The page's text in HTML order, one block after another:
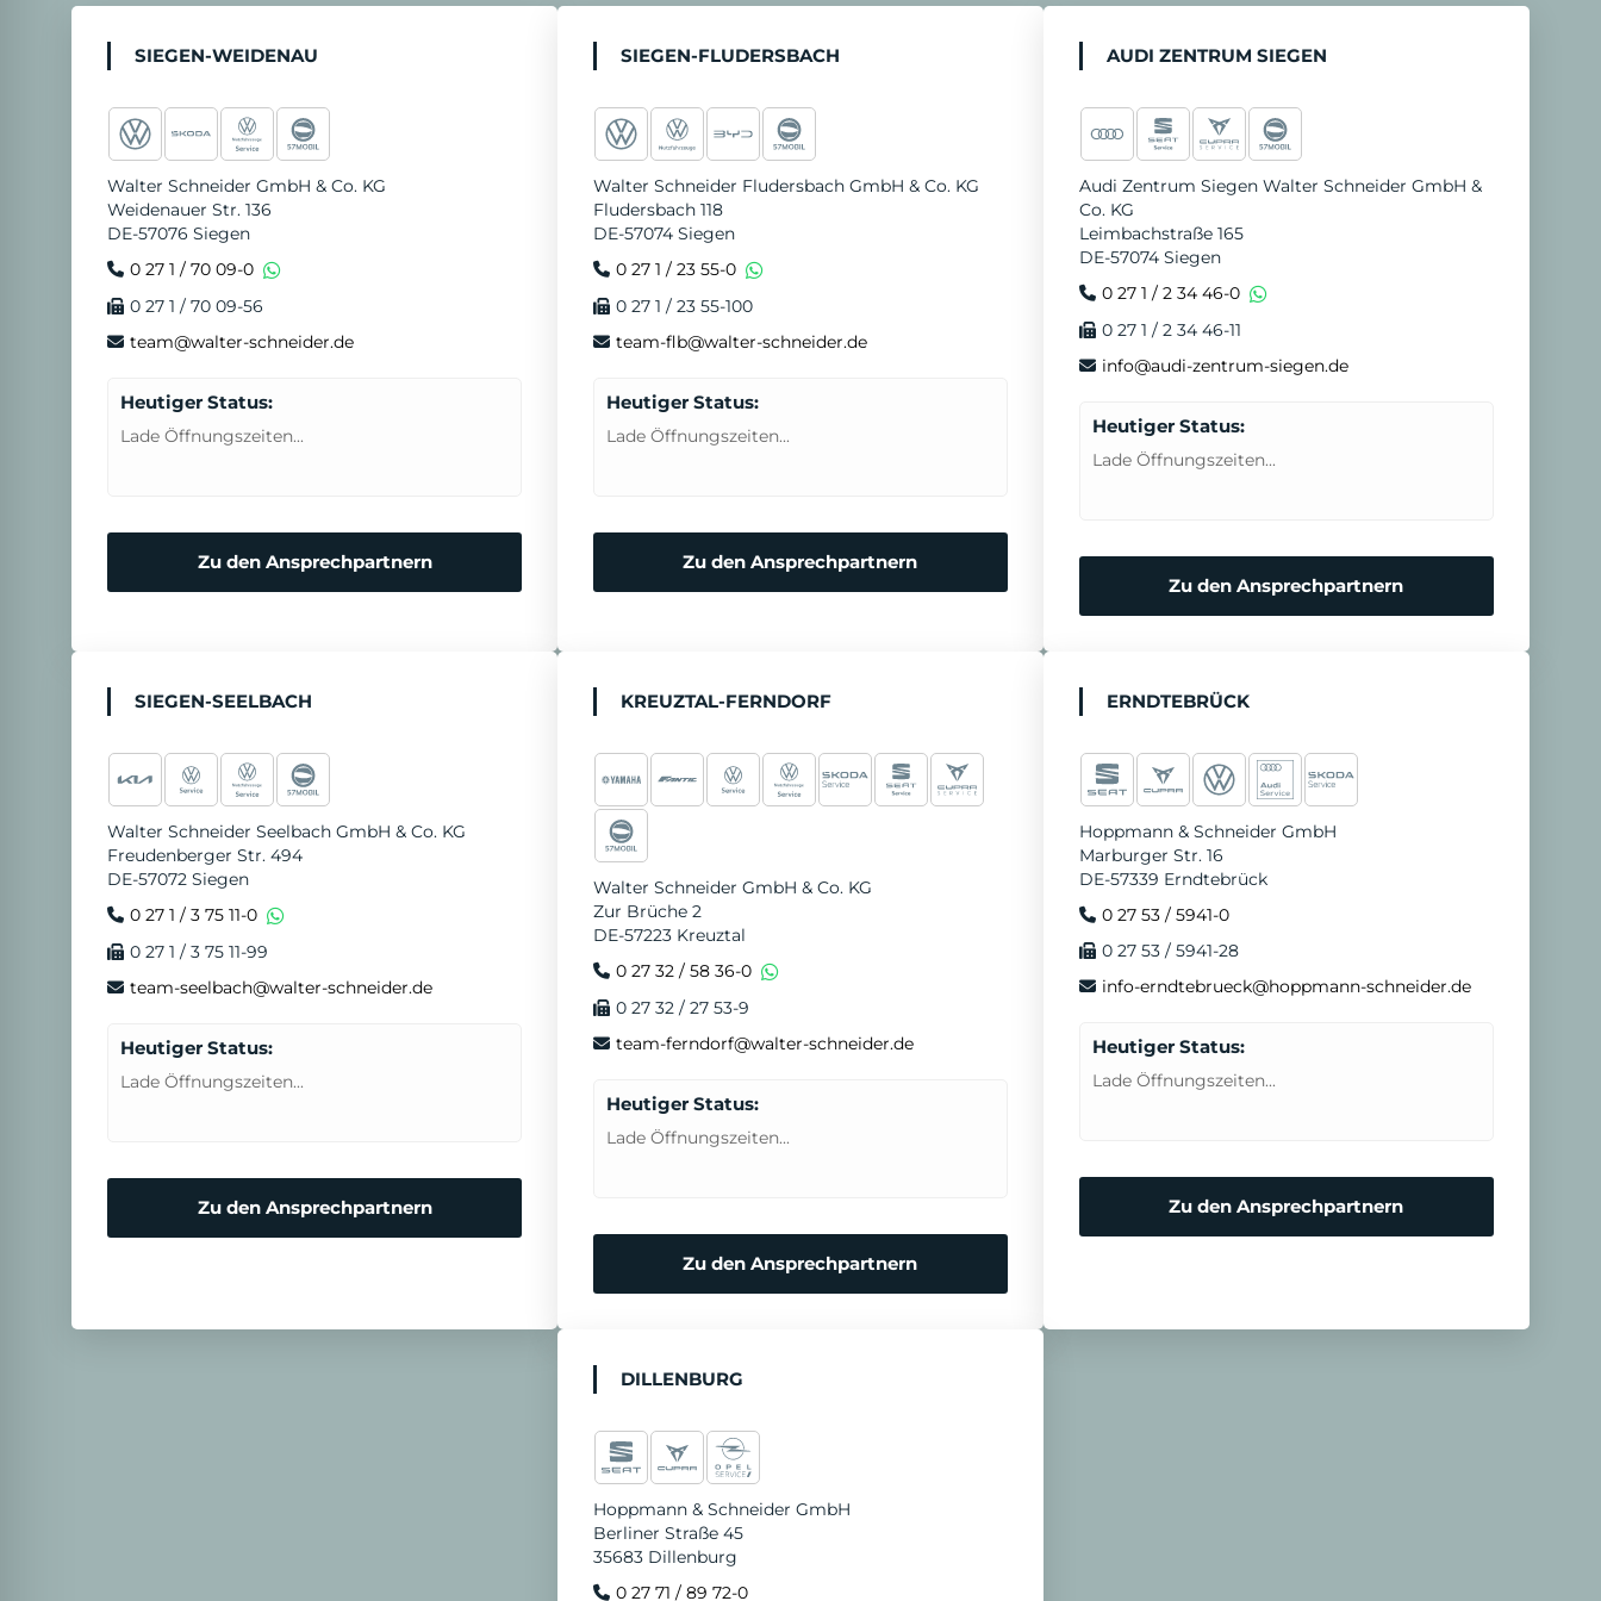
a
m
a
e
d
e
n
N
o
t
d
i
e
n
s
t
SIEGEN-WEIDENAU
Walter Schneider GmbH & Co. KG
Weidenauer Str. 136
DE-57076 Siegen
0 27 1 / 70 09-0
0 27 1 / 70 09-56
team@walter-schneider.de
Heutiger Status:
Lade Öffnungszeiten...
Zu den Ansprechpartnern
SIEGEN-FLUDERSBACH
Walter Schneider Fludersbach GmbH & Co. KG
Fludersbach 118
DE-57074 Siegen
0 27 1 / 23 55-0
0 27 1 / 23 55-100
team-flb@walter-schneider.de
Heutiger Status:
Lade Öffnungszeiten...
Zu den Ansprechpartnern
AUDI ZENTRUM SIEGEN
Audi Zentrum Siegen Walter Schneider GmbH &
Co. KG
Leimbachstraße 165
DE-57074 Siegen
0 27 1 / 2 34 46-0
0 27 1 / 2 34 46-11
info@audi-zentrum-siegen.de
Heutiger Status:
Lade Öffnungszeiten...
Zu den Ansprechpartnern
SIEGEN-SEELBACH
Walter Schneider Seelbach GmbH & Co. KG
Freudenberger Str. 494
DE-57072 Siegen
0 27 1 / 3 75 11-0
0 27 1 / 3 75 11-99
team-seelbach@walter-schneider.de
Heutiger Status:
Lade Öffnungszeiten...
Zu den Ansprechpartnern
KREUZTAL-FERNDORF
Walter Schneider GmbH & Co. KG
Zur Brüche 2
DE-57223 Kreuztal
0 27 32 / 58 36-0
0 27 32 / 27 53-9
team-ferndorf@walter-schneider.de
Heutiger Status:
Lade Öffnungszeiten...
Zu den Ansprechpartnern
ERNDTEBRÜCK
Hoppmann & Schneider GmbH
Marburger Str. 16
DE-57339 Erndtebrück
0 27 53 / 5941-0
0 27 53 / 5941-28
info-erndtebrueck@hoppmann-schneider.de
Heutiger Status:
Lade Öffnungszeiten...
Zu den Ansprechpartnern
DILLENBURG
Hoppmann & Schneider GmbH
Berliner Straße 45
35683 Dillenburg
0 27 71 / 89 72-0